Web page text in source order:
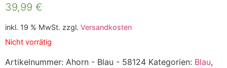
39,99 €
inkl. 19 % MwSt. zzgl. Versandkosten
Nicht vorrätig
Artikelnummer: Ahorn - Blau - 58124 Kategorien: Blau,